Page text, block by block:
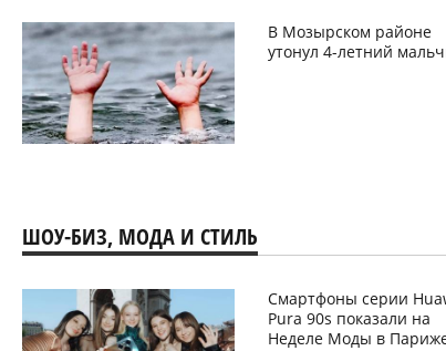
В Мозырском районе
утонул 4-летний
ШОУ-БИЗ, МОДА И СТИЛЬ
Смартфоны серии
Pura 90s показали на
Неделе Моды в